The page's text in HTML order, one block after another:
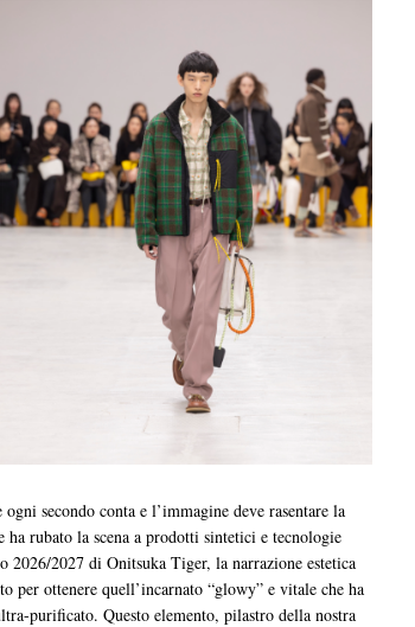
secondo conta e l’immagine deve rasentare la
ha rubato la scena a prodotti sintetici e tecnologie
2027 di Onitsuka Tiger, la narrazione estetica
per ottenere quell’incarnato “glowy” e vitale che ha
purificato. Questo elemento, pilastro della nostra